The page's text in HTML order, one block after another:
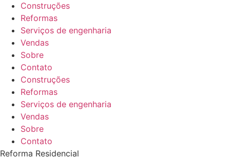
Construções
Reformas
Serviços de engenharia
Vendas
Sobre
Contato
Construções
Reformas
Serviços de engenharia
Vendas
Sobre
Contato
Reforma Residencial